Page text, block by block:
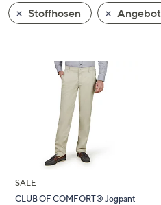
Touch-
Geräten
anzuzeigen.
Stoffhosen
SALE
CLUB OF COMFORT® Jogpant